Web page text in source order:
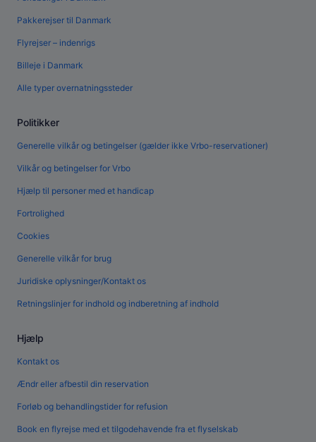
Pakkerejser til Danmark
Flyrejser – indenrigs
Billeje i Danmark
Alle typer overnatningssteder
Politikker
Generelle vilkår og betingelser (gælder ikke Vrbo-reservationer)
Vilkår og betingelser for Vrbo
Hjælp til personer med et handicap
Fortrolighed
Cookies
Generelle vilkår for brug
Juridiske oplysninger/Kontakt os
Retningslinjer for indhold og indberetning af indhold
Hjælp
Kontakt os
Ændr eller afbestil din reservation
Forløb og behandlingstider for refusion
Book en flyrejse med et tilgodehavende fra et flyselskab